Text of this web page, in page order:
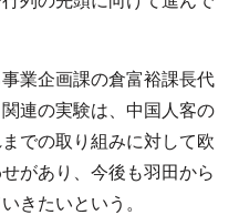
業企画課の倉富裕課長代
連の実験は、中国人客の
での取り組みに対して欧
があり、今後も羽田から
きたいという。